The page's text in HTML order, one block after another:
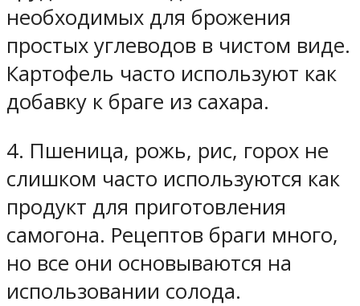
необходимых для брожения
простых углеводов в чистом виде.
Картофель часто используют как
добавку к браге из сахара.
4. Пшеница, рожь, рис, горох не
слишком часто используются как
продукт для приготовления
самогона. Рецептов браги много,
но все они основываются на
использовании солода.